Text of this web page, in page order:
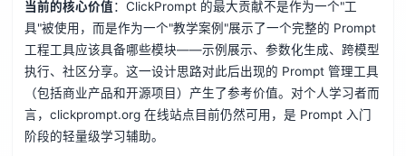
当前的核心价值：ClickPrompt 的最大贡献不是作为一个"工
具"被使用，而是作为一个"教学案例"展示了一个完整的 Prompt
工程工具应该具备哪些模块——示例展示、参数化生成、跨模型
执行、社区分享。这一设计思路对此后出现的 Prompt 管理工具
（包括商业产品和开源项目）产生了参考价值。对个人学习者而
言，clickprompt.org 在线站点目前仍然可用，是 Prompt 入门
阶段的轻量级学习辅助。